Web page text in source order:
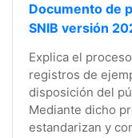
Documento de
SNIB versión
Explica el
registros de
disposición del
Mediante dicho
estandarizan y